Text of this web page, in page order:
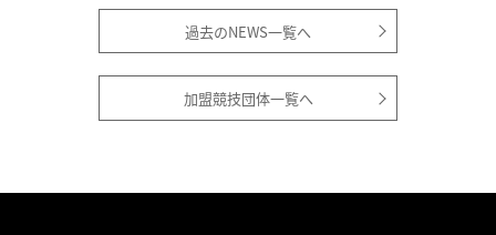
過去のNEWS一覧へ
加盟競技団体一覧へ